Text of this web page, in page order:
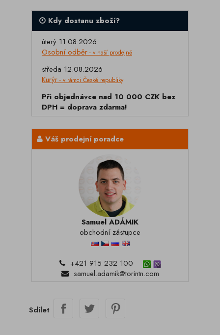
Kdy dostanu zboží?
úterý 11.08.2026
Osobní odběr - v naší prodejně
středa 12.08.2026
Kurýr - v rámci České republiky
Při objednávce nad 10 000 CZK bez
DPH = doprava zdarma!
Váš prodejní poradce
Samuel ADÁMIK
obchodní zástupce
+421 915 232 100
samuel.adamik@torintn.com
Sdílet